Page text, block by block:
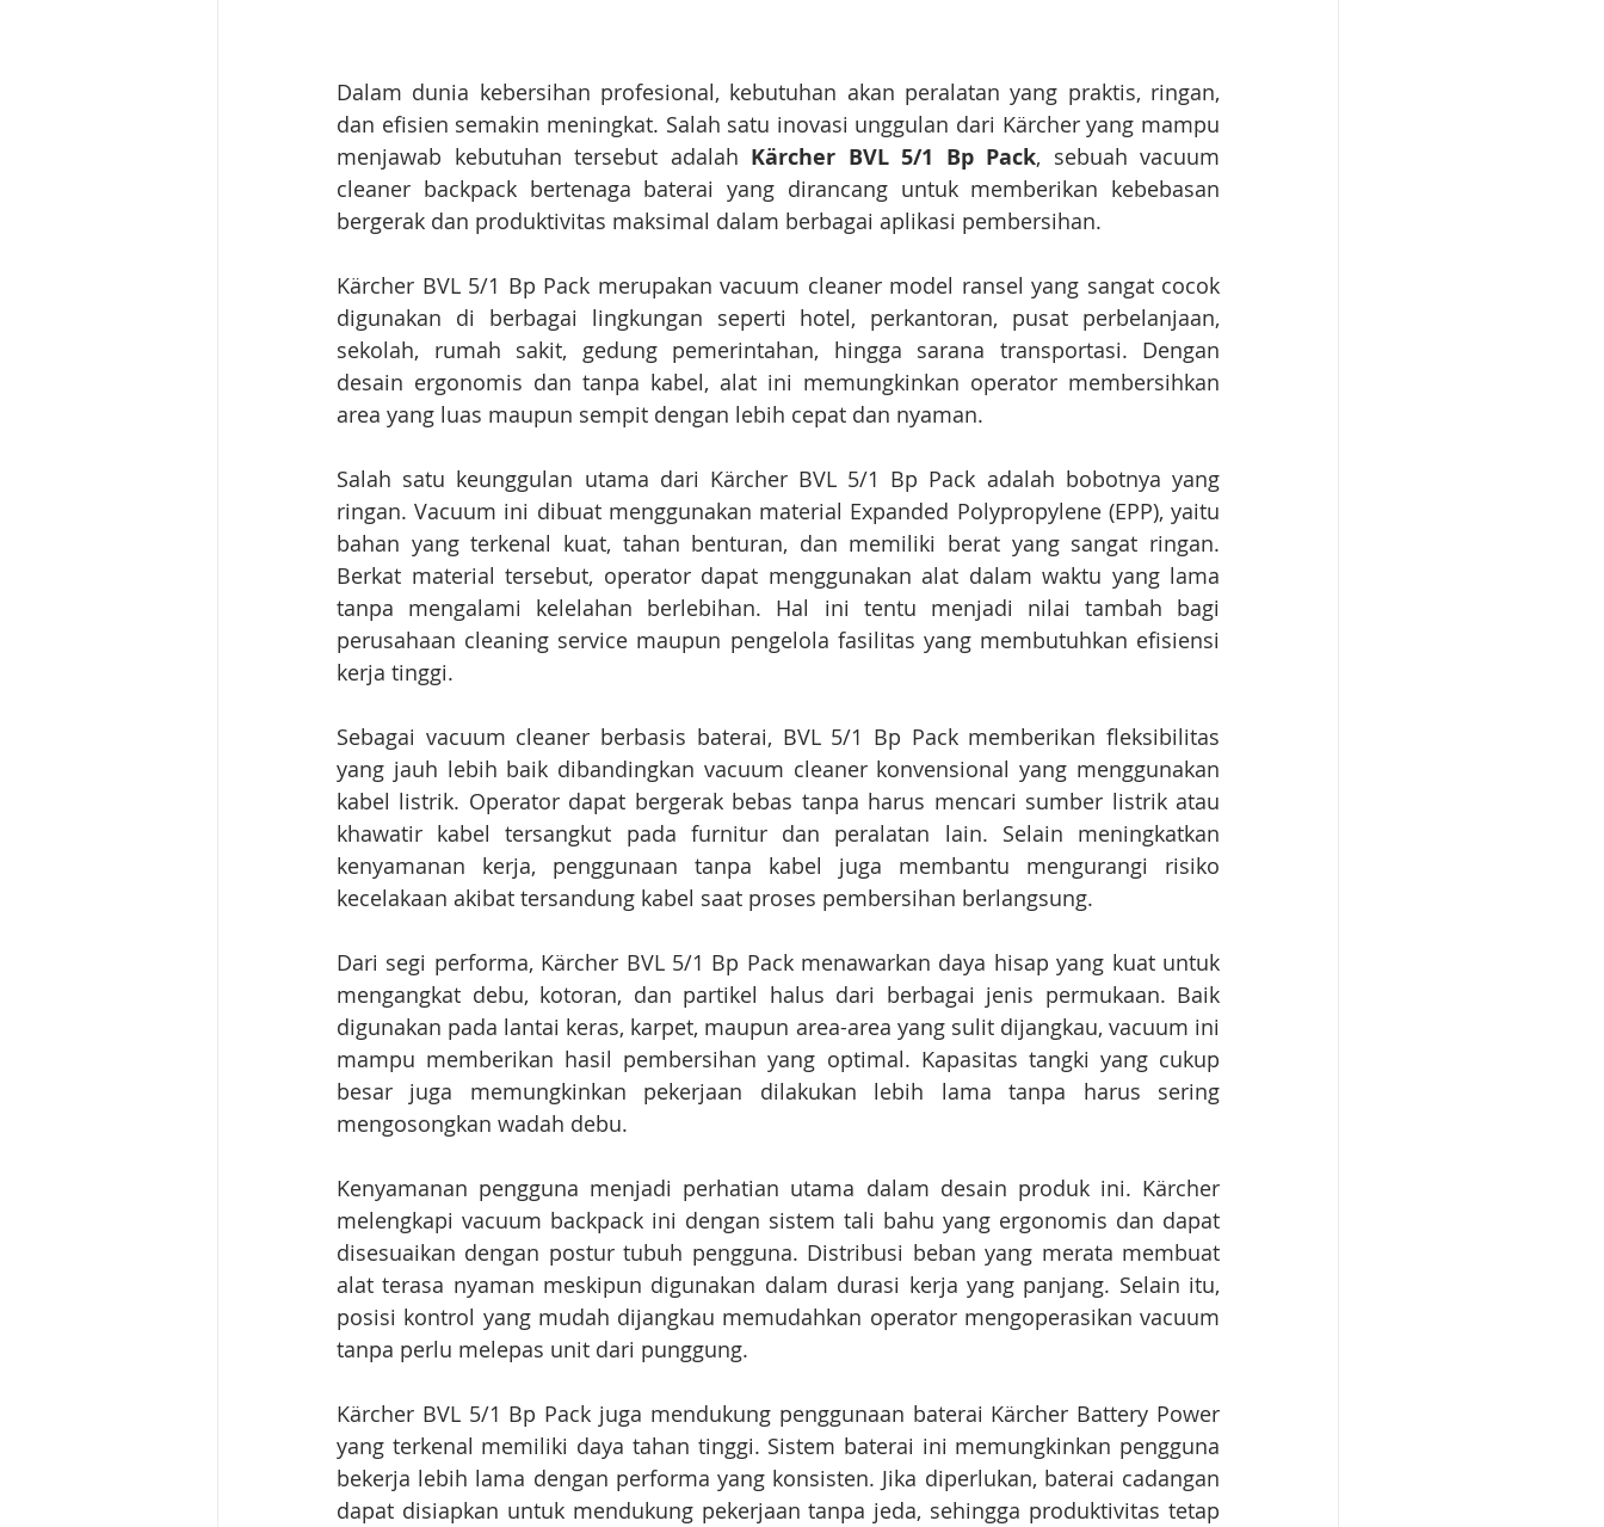
Dalam dunia kebersihan profesional, kebutuhan akan peralatan yang praktis, ringan,
dan efisien semakin meningkat. Salah satu inovasi unggulan dari Kärcher yang mampu
menjawab kebutuhan tersebut adalah Kärcher BVL 5/1 Bp Pack, sebuah vacuum
cleaner backpack bertenaga baterai yang dirancang untuk memberikan kebebasan
bergerak dan produktivitas maksimal dalam berbagai aplikasi pembersihan.
Kärcher BVL 5/1 Bp Pack merupakan vacuum cleaner model ransel yang sangat cocok
digunakan di berbagai lingkungan seperti hotel, perkantoran, pusat perbelanjaan,
sekolah, rumah sakit, gedung pemerintahan, hingga sarana transportasi. Dengan
desain ergonomis dan tanpa kabel, alat ini memungkinkan operator membersihkan
area yang luas maupun sempit dengan lebih cepat dan nyaman.
Salah satu keunggulan utama dari Kärcher BVL 5/1 Bp Pack adalah bobotnya yang
ringan. Vacuum ini dibuat menggunakan material Expanded Polypropylene (EPP), yaitu
bahan yang terkenal kuat, tahan benturan, dan memiliki berat yang sangat ringan.
Berkat material tersebut, operator dapat menggunakan alat dalam waktu yang lama
tanpa mengalami kelelahan berlebihan. Hal ini tentu menjadi nilai tambah bagi
perusahaan cleaning service maupun pengelola fasilitas yang membutuhkan efisiensi
kerja tinggi.
Sebagai vacuum cleaner berbasis baterai, BVL 5/1 Bp Pack memberikan fleksibilitas
yang jauh lebih baik dibandingkan vacuum cleaner konvensional yang menggunakan
kabel listrik. Operator dapat bergerak bebas tanpa harus mencari sumber listrik atau
khawatir kabel tersangkut pada furnitur dan peralatan lain. Selain meningkatkan
kenyamanan kerja, penggunaan tanpa kabel juga membantu mengurangi risiko
kecelakaan akibat tersandung kabel saat proses pembersihan berlangsung.
Dari segi performa, Kärcher BVL 5/1 Bp Pack menawarkan daya hisap yang kuat untuk
mengangkat debu, kotoran, dan partikel halus dari berbagai jenis permukaan. Baik
digunakan pada lantai keras, karpet, maupun area-area yang sulit dijangkau, vacuum ini
mampu memberikan hasil pembersihan yang optimal. Kapasitas tangki yang cukup
besar juga memungkinkan pekerjaan dilakukan lebih lama tanpa harus sering
mengosongkan wadah debu.
Kenyamanan pengguna menjadi perhatian utama dalam desain produk ini. Kärcher
melengkapi vacuum backpack ini dengan sistem tali bahu yang ergonomis dan dapat
disesuaikan dengan postur tubuh pengguna. Distribusi beban yang merata membuat
alat terasa nyaman meskipun digunakan dalam durasi kerja yang panjang. Selain itu,
posisi kontrol yang mudah dijangkau memudahkan operator mengoperasikan vacuum
tanpa perlu melepas unit dari punggung.
Kärcher BVL 5/1 Bp Pack juga mendukung penggunaan baterai Kärcher Battery Power
yang terkenal memiliki daya tahan tinggi. Sistem baterai ini memungkinkan pengguna
bekerja lebih lama dengan performa yang konsisten. Jika diperlukan, baterai cadangan
dapat disiapkan untuk mendukung pekerjaan tanpa jeda, sehingga produktivitas tetap